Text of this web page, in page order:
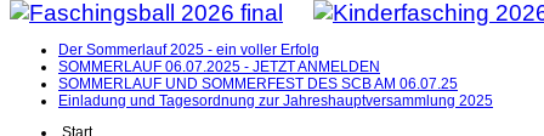
Der Sommerlauf 2025 - ein voller Erfolg
SOMMERLAUF 06.07.2025 - JETZT ANMELDEN
SOMMERLAUF UND SOMMERFEST DES SCB AM 06.07.25
Einladung und Tagesordnung zur Jahreshauptversammlung 2025
Start